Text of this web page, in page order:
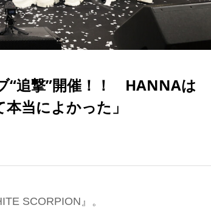
“追撃”開催！！ HANNAは
当によかった」
SCORPION』。